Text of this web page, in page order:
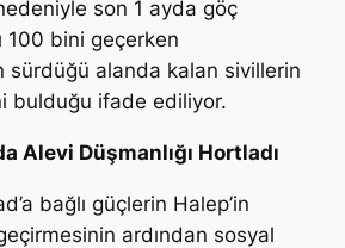
son 1 ayda göç
100 bini geçerken
sürdüğü alanda kalan sivillerin
bulduğu ifade ediliyor.
Alevi Düşmanlığı Hortladı
bağlı güçlerin Halep’in
ardından sosyal